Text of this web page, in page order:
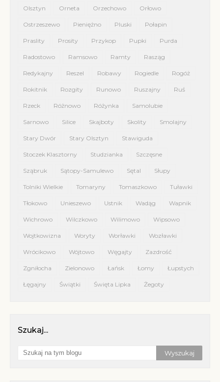
Olsztyn Orneta Orzechowo Orłowo
Ostrzeszewo Pieniężno Pluski Połapin
Praslity Prosity Przykop Pupki Purda
Radostowo Ramsowo Ramty Rasząg
Redykajny Reszel Robawy Rogiedle Rogóż
Rokitnik Rozgity Runowo Ruszajny Ruś
Rzeck Różnowo Różynka Samolubie
Sarnowo Silice Skajboty Skolity Smolajny
Stary Dwór Stary Olsztyn Stawiguda
Stoczek Klasztorny Studzianka Szczęsne
Sząbruk Sątopy-Samulewo Sętal Słupy
Tolniki Wielkie Tomaryny Tomaszkowo Tuławki
Tłokowo Unieszewo Ustnik Wadąg Wapnik
Wichrowo Wilczkowo Wilimowo Wipsowo
Wojtkowizna Woryty Worławki Wozławki
Wrócikowo Wójtowo Węgajty Zazdrość
Zgniłocha Zielonowo Łańsk Łomy Łupstych
Łęgajny Świątki Święta Lipka Żegoty
Szukaj...